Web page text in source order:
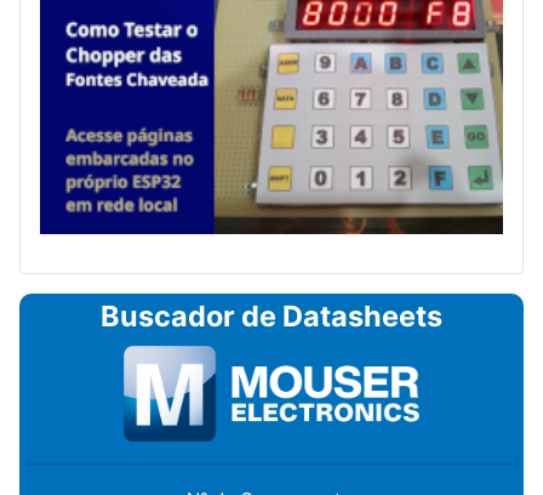
Buscador de Datasheets